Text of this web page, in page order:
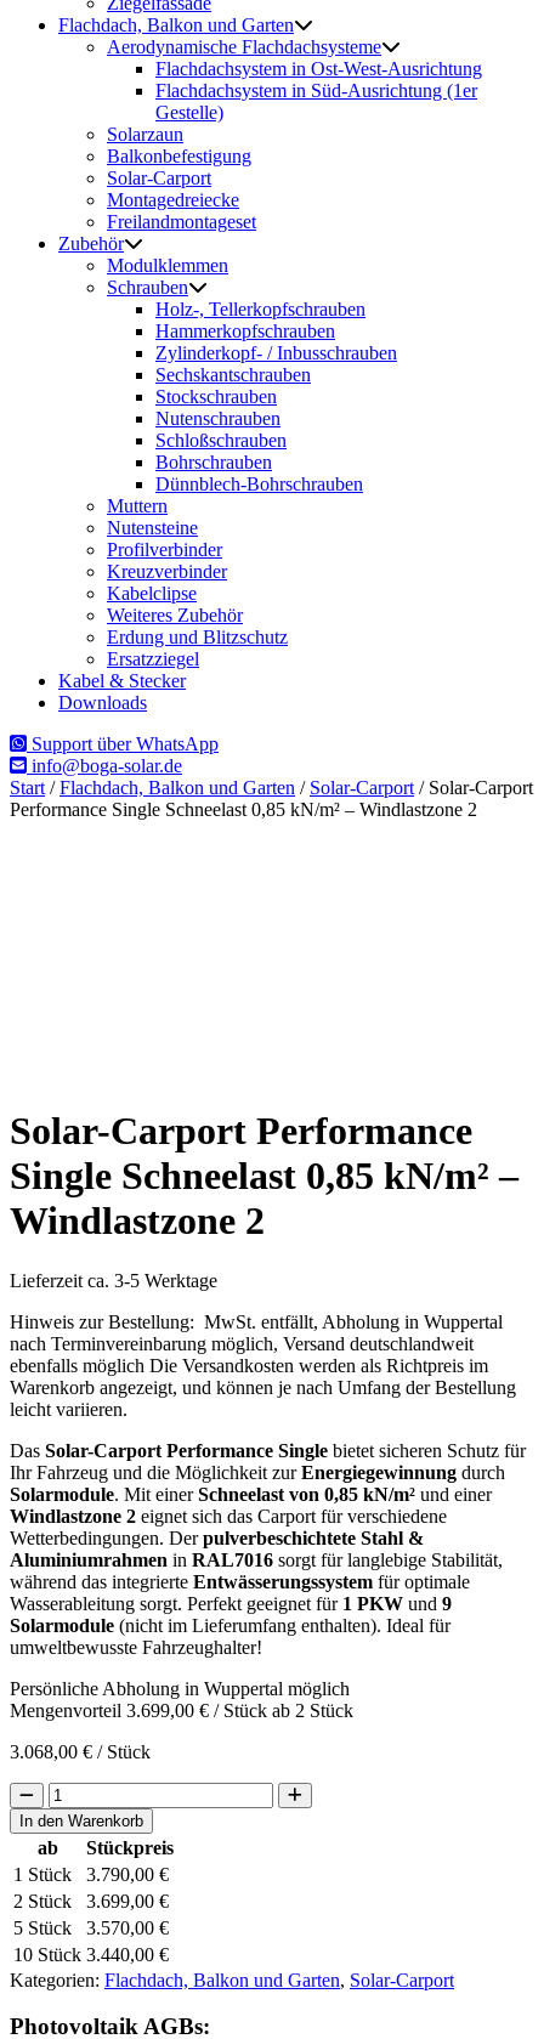
Flachdach, Balkon und Garten
Aerodynamische Flachdachsysteme
Flachdachsystem in Ost-West-Ausrichtung
Flachdachsystem in Süd-Ausrichtung (1er
Gestelle)
Solarzaun
Balkonbefestigung
Solar-Carport
Montagedreiecke
Freilandmontageset
Zubehör
Modulklemmen
Schrauben
Holz-, Tellerkopfschrauben
Hammerkopfschrauben
Zylinderkopf- / Inbusschrauben
Sechskantschrauben
Stockschrauben
Nutenschrauben
Schloßschrauben
Bohrschrauben
Dünnblech-Bohrschrauben
Muttern
Nutensteine
Profilverbinder
Kreuzverbinder
Kabelclipse
Weiteres Zubehör
Erdung und Blitzschutz
Ersatzziegel
Kabel & Stecker
Downloads
Support über WhatsApp
info@boga-solar.de
Start /Flachdach, Balkon und Garten / Solar-Carport / Solar-Carport
Performance Single Schneelast 0,85 kN/m² – Windlastzone 2
Solar-Carport Performance
Single Schneelast 0,85 kN/m² –
Windlastzone 2
Lieferzeit ca. 3-5 Werktage
Hinweis zur Bestellung: MwSt. entfällt, Abholung in Wuppertal
nach Terminvereinbarung möglich, Versand deutschlandweit
ebenfalls möglich Die Versandkosten werden als Richtpreis im
Warenkorb angezeigt, und können je nach Umfang der Bestellung
leicht variieren.
Das Solar-Carport Performance Single bietet sicheren Schutz für
Ihr Fahrzeug und die Möglichkeit zurEnergiegewinnung durch
Solarmodule. Mit einerSchneelast von 0,85 kN/m² und einer
Windlastzone 2 eignet sich das Carport für verschiedene
Wetterbedingungen. Derpulverbeschichtete Stahl &
Aluminiumrahmen in RAL7016 sorgt für langlebige Stabilität,
während das integrierte Entwässerungssystem für optimale
Wasserableitung sorgt. Perfekt geeignet für 1 PKW und 9
Solarmodule (nicht im Lieferumfang enthalten). Ideal für
umweltbewusste Fahrzeughalter!
Persönliche Abholung in Wuppertal möglich
Mengenvorteil 3.699,00 € / Stück ab 2 Stück
3.068,00 € / Stück
Solar-
Carport
Performance
Single
Schneelast
0,85
kN/m²
–
Windlastzone
2
In den Warenkorb
ab
Stückpreis
1 Stück
3.790,00 €
2 Stück
3.699,00 €
5 Stück
3.570,00 €
10 Stück 3.440,00 €
Kategorien: Flachdach, Balkon und Garten, Solar-Carport
Photovoltaik AGBs: